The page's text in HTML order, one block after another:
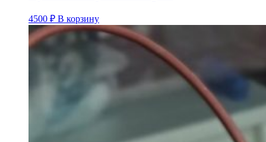
4500 ₽ В корзину